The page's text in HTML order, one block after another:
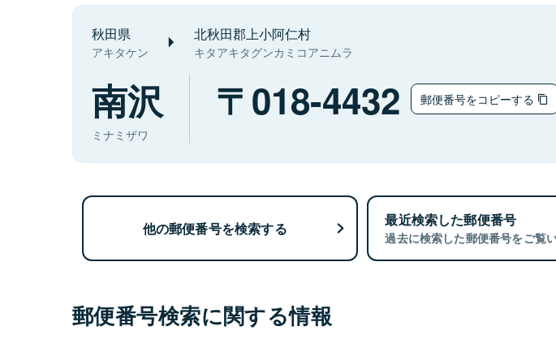
秋田県
アキタケン
北秋田郡上小阿仁村
キタアキタグンカミコアニムラ
南沢
ミナミザワ
018-4432 郵便番号をコピーする
他の郵便番号を検索する 最近検索した郵便番号
過去に検索した郵便番号をご覧
郵便番号検索に関する情報